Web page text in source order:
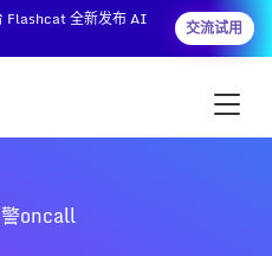
Flashcat 全新发布 AI
交流试用
oncall